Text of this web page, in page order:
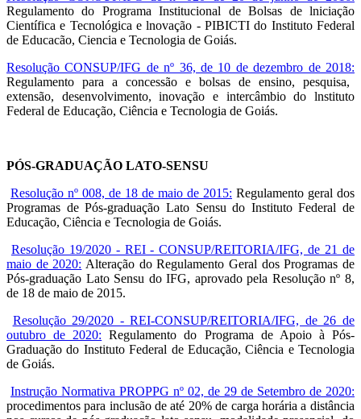
Regulamento do Programa Institucional de Bolsas de lniciação
Científica e Tecnológica e lnovação - PIBICTI do Instituto Federal
de Educacão, Ciencia e Tecnologia de Goiás.
Resolução CONSUP/IFG de nº 36, de 10 de dezembro de 2018:
Regulamento para a concessão e bolsas de ensino, pesquisa,
extensão, desenvolvimento, inovação e intercâmbio do lnstituto
Federal de Educação, Ciência e Tecnologia de Goiás.
PÓS-GRADUAÇÃO LATO-SENSU
Resolução nº 008, de 18 de maio de 2015: Regulamento geral dos
Programas de Pós-graduação Lato Sensu do Instituto Federal de
Educação, Ciência e Tecnologia de Goiás.
Resolução 19/2020 - REI - CONSUP/REITORIA/IFG, de 21 de
maio de 2020: Alteração do Regulamento Geral dos Programas de
Pós-graduação Lato Sensu do IFG, aprovado pela Resolução nº 8,
de 18 de maio de 2015.
Resolução 29/2020 - REI-CONSUP/REITORIA/IFG, de 26 de
outubro de 2020: Regulamento do Programa de Apoio à Pós-
Graduação do Instituto Federal de Educação, Ciência e Tecnologia
de Goiás.
Instrução Normativa PROPPG nº 02, de 29 de Setembro de 2020:
procedimentos para inclusão de até 20% de carga horária a distância